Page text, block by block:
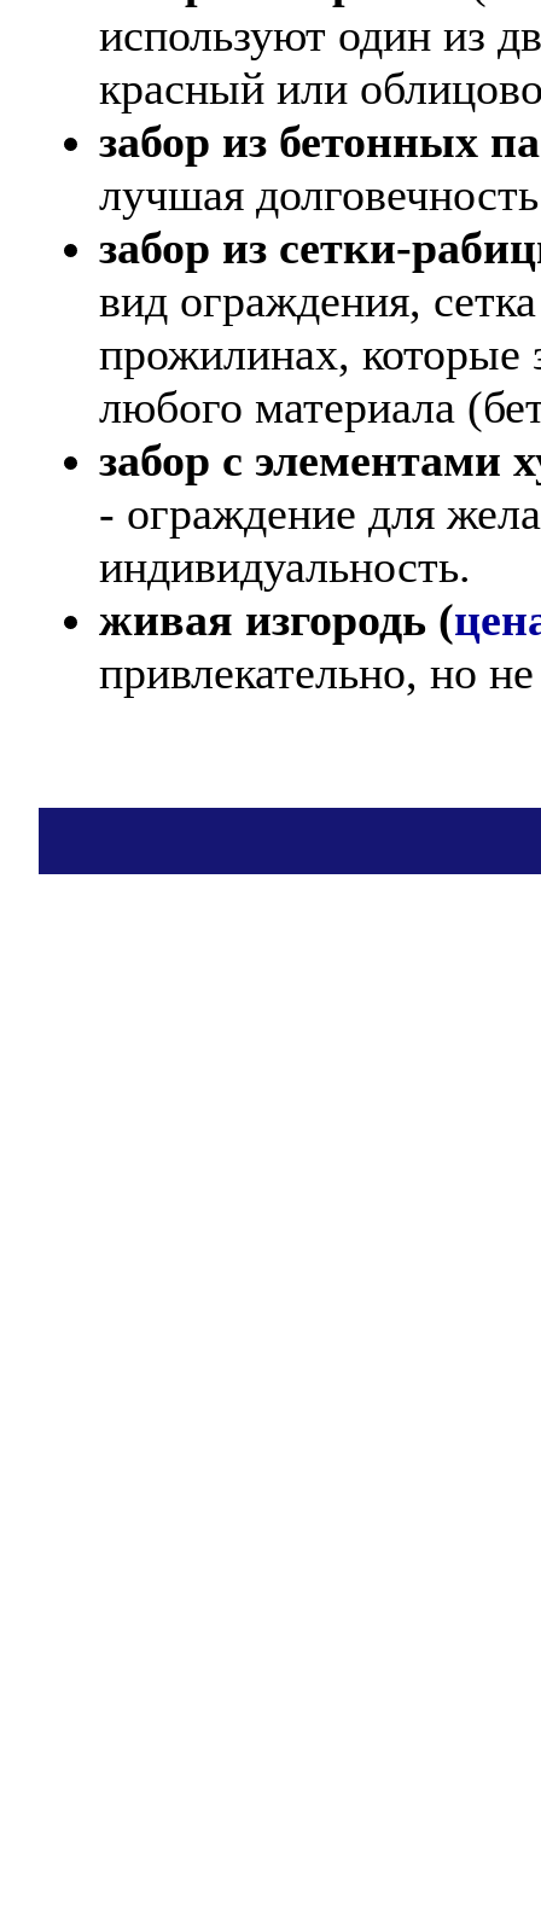
используют один из
красный или
забор из бетонных
лучшая
забор из сетки-
вид ограждения,
прожилинах, которые
любого материала
забор с элементами
- ограждение для
индивидуальность.
живая изгородь (
привлекательно, но